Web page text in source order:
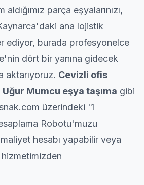
parça eşyalarınızı,
'daki ana lojistik
ediyor, burada profesyonelce
dört bir yanına gidecek
aktarıyoruz. Cevizli ofis
Uğur Mumcu eşya taşıma gibi
üzerindeki '1
Robotu'muzu
hesabı yapabilir veya